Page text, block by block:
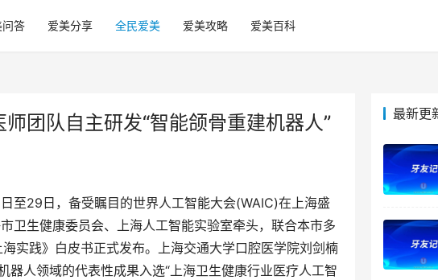
问答 爱美分享 全民爱美 爱美攻略 爱美百科
团队自主研发“智能颌骨重建机器人”
至29日，备受瞩目的世界人工智能大会(WAIC)在上海盛
卫生健康委员会、上海人工智能实验室牵头，联合本市多
实践》白皮书正式发布。上海交通大学口腔医学院刘剑楠
器人领域的代表性成果入选“上海卫生健康行业医疗人工智
最新更